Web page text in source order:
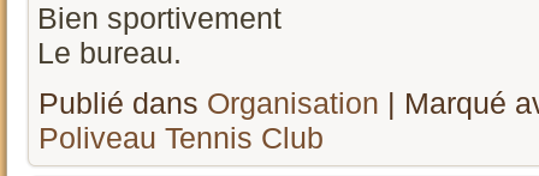
Bien sportivement
Le bureau.
Publié dans Organisation | Marqué
Poliveau Tennis Club